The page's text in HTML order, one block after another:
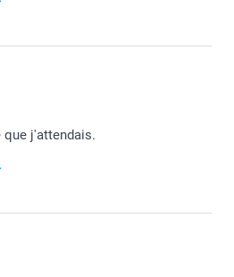
votre avis positif sur
que j'attendais.